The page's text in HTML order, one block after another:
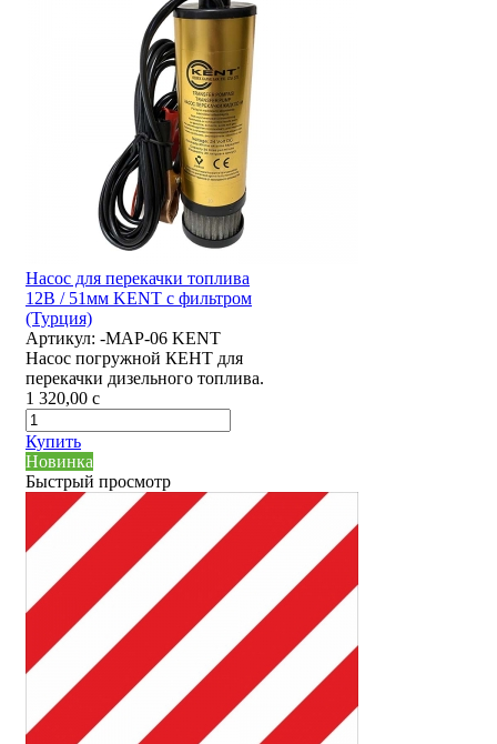
Насос для перекачки топлива
12В / 51мм KENT с фильтром
(Турция)
Артикул: -MAP-06 KENT
Насос погружной КЕНТ для
перекачки дизельного топлива.
1 320,00 c
Купить
Новинка
Быстрый просмотр